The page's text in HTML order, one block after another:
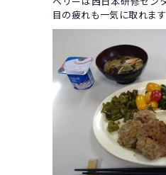
目の疲れも一気に取れます